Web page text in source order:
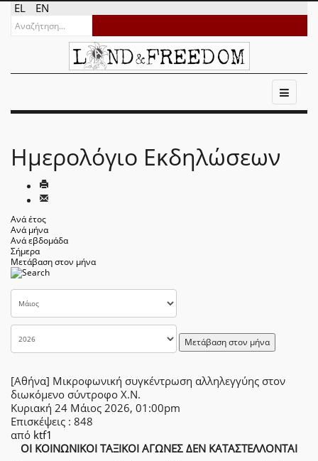
EL EN
Ημερολόγιο Εκδηλώσεων
Ανά έτος
Ανά μήνα
Ανά εβδομάδα
Σήμερα
Μετάβαση στον μήνα
Μετάβαση στον μήνα
[Αθήνα] Μικροφωνική συγκέντρωση αλληλεγγύης στον
διωκόμενο σύντροφο Χ.Ν.
Κυριακή 24 Μάιος 2026, 01:00pm
Επισκέψεις : 848
από ktf1
ΟΙ ΚΟΙΝΩΝΙΚΟΙ ΤΑΞΙΚΟΙ ΑΓΩΝΕΣ ΔΕΝ ΚΑΤΑΣΤΕΛΛΟΝΤΑΙ